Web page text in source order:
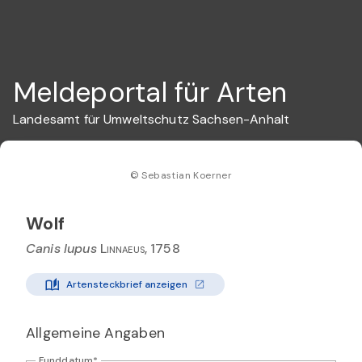
Meldeportal für Arten
Landesamt für Umweltschutz Sachsen-Anhalt
© Sebastian Koerner
Wolf
Canis lupus Linnaeus, 1758
Artensteckbrief anzeigen
Allgemeine Angaben